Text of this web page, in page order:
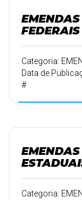
FEDERAIS
Categoria:
Data de
#
Categoria: